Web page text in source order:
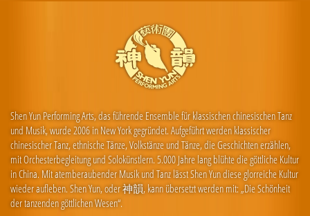
Shen Yun Performing Arts, das führende Ensemble für klassischen chinesischen Tanz
und Musik, wurde 2006 in New York gegründet. Aufgeführt werden klassischer
chinesischer Tanz, ethnische Tänze, Volkstänze und Tänze, die Geschichten erzählen,
mit Orchesterbegleitung und Solokünstlern. 5.000 Jahre lang blühte die göttliche Kultur
in China. Mit atemberaubender Musik und Tanz lässt Shen Yun diese glorreiche Kultur
wieder aufleben. Shen Yun, oder 神韻, kann übersetzt werden mit: „Die Schönheit
der tanzenden göttlichen Wesen“.